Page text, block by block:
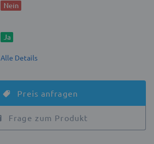
Nein
Ja
Alle Details
Preis anfragen
Frage zum Produkt